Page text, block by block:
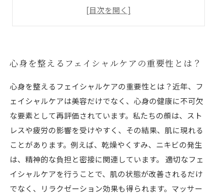
フェイシャルケアがもたらす心の変化
心身を整えるフェイシャルケアの重要性とは？
心身を整えるフェイシャルケアの重要性とは？近年、フ
ェイシャルケアは美容だけでなく、心身の健康に不可欠
な要素として再評価されています。私たちの顔は、スト
レスや疲労の影響を受けやすく、その結果、肌に現れる
ことがあります。例えば、乾燥やくすみ、ニキビの発生
は、精神的な負担と密接に関連しています。 適切なフェ
イシャルケアを行うことで、肌の状態が改善されるだけ
でなく、リラクゼーション効果も得られます。マッサー